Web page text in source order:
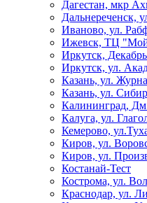
Дагестан, мкр
Дальнереченск,
Иваново, ул.
Ижевск, ТЦ
Иркутск,
Иркутск, ул.
Казань, ул.
Казань, ул.
Калининград,
Калуга, ул.
Кемерово,
Киров, ул.
Киров, ул.
Костанай-Тест
Кострома, ул.
Краснодар, ул.